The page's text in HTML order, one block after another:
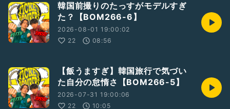
韓国前撮りのたっすがモデルすぎ
た？【BOM266-6】
2026-08-01 19:00:02
22
08:56
【飯うますぎ】韓国旅行で気づい
た自分の怠惰さ【BOM266-5】
2026-07-31 19:00:06
22
10:05